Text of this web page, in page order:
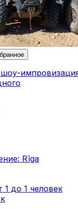
шоу-
Rīga
1 до 1 человек